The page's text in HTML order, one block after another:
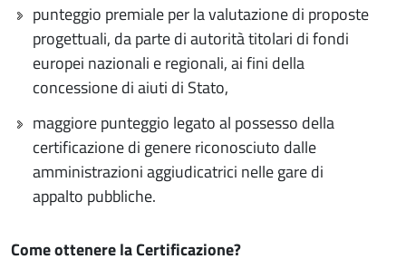
punteggio premiale per la valutazione di proposte
progettuali, da parte di autorità titolari di fondi
europei nazionali e regionali, ai fini della
concessione di aiuti di Stato,
maggiore punteggio legato al possesso della
certificazione di genere riconosciuto dalle
amministrazioni aggiudicatrici nelle gare di
appalto pubbliche.
Come ottenere la Certificazione?